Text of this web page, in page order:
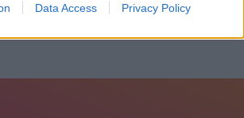
Data Access Privacy Policy